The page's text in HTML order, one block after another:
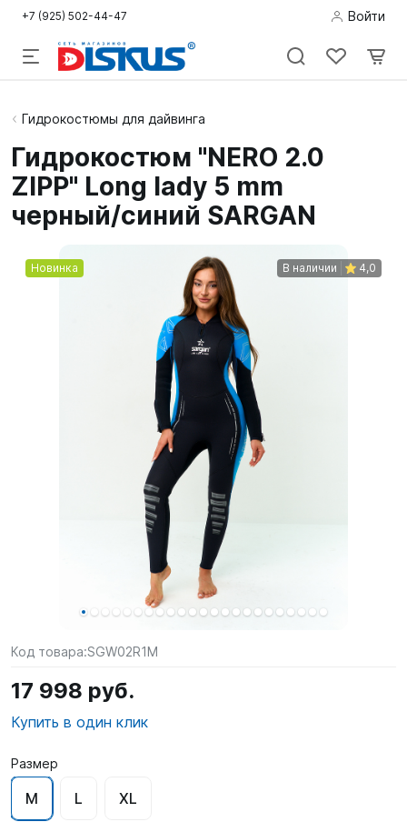
+7 (925) 502-44-47 Войти
Подводная
Дайвинг
Снорклинг /
Акции
Гидрокостюмы для дайвинга
Гидрокостюм "NERO 2.0
ZIPP" Long lady 5 mm
черный/синий SARGAN
Новинка В наличии 4,0
Код товара:SGW02R1M
17 998 руб.
Купить в один клик
Размер
M L XL